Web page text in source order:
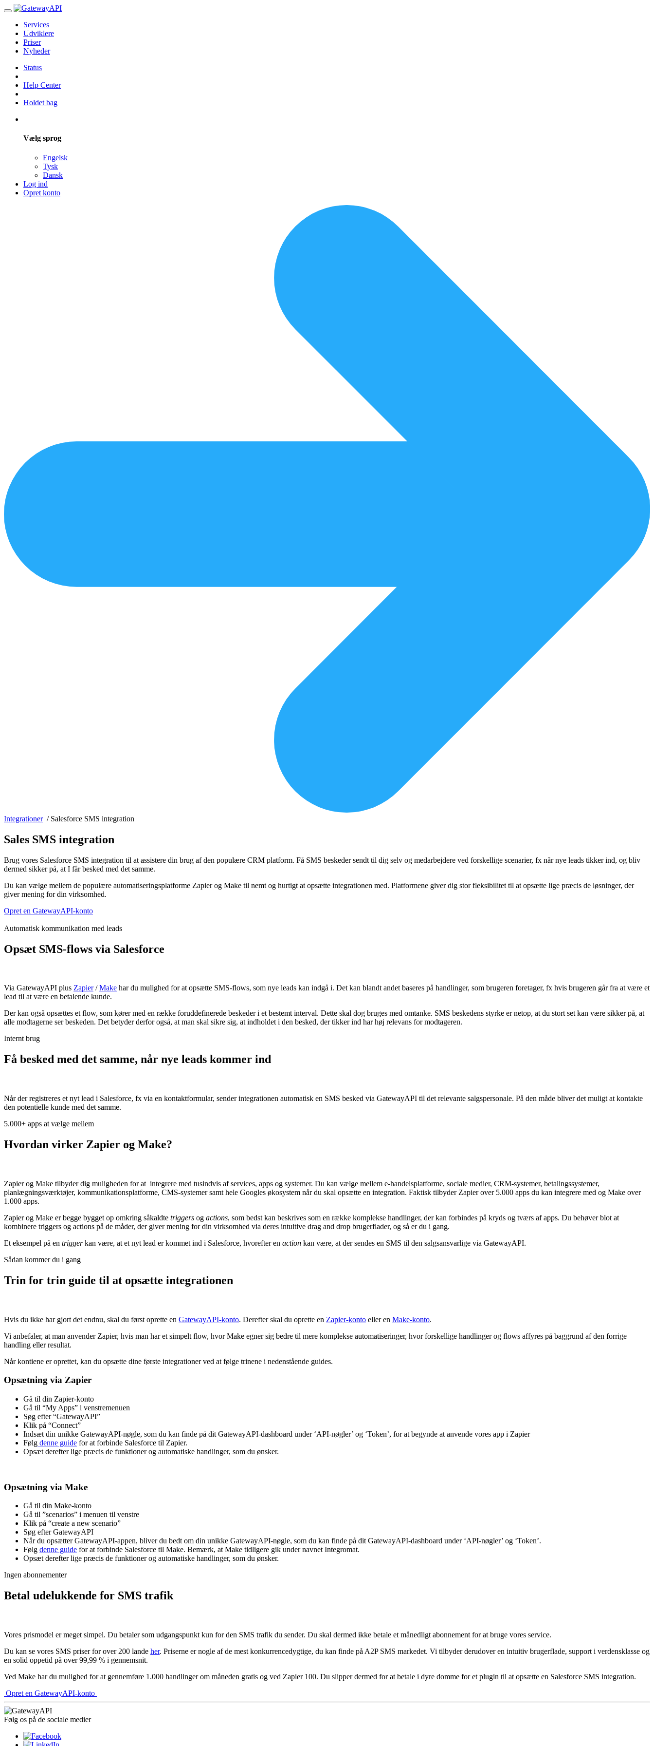
Services
Udviklere
Priser
Nyheder
Status
Help Center
Holdet bag
Vælg sprog
Engelsk
Tysk
Dansk
Log ind
Opret konto
Integrationer/ Salesforce SMS integration
Sales SMS integration
Brug vores Salesforce SMS integration til at assistere din brug af den populære CRM platform. Få SMS beskeder sendt til dig selv og medarbejdere ved forskellige scenarier, fx når nye leads tikker ind, og bliv
dermed sikker på, at I får besked med det samme.
Du kan vælge mellem de populære automatiseringsplatforme Zapier og Make til nemt og hurtigt at opsætte integrationen med. Platformene giver dig stor fleksibilitet til at opsætte lige præcis de løsninger, der
giver mening for din virksomhed.
Opret en GatewayAPI-konto
Automatisk kommunikation med leads
Opsæt SMS-flows via Salesforce
Via GatewayAPI plus Zapier/Make har du mulighed for at opsætte SMS-flows, som nye leads kan indgå i. Det kan blandt andet baseres på handlinger, som brugeren foretager, fx hvis brugeren går fra at være et
lead til at være en betalende kunde.
Der kan også opsættes et flow, som kører med en række foruddefinerede beskeder i et bestemt interval. Dette skal dog bruges med omtanke. SMS beskedens styrke er netop, at du stort set kan være sikker på, at
alle modtagerne ser beskeden. Det betyder derfor også, at man skal sikre sig, at indholdet i den besked, der tikker ind har høj relevans for modtageren.
Internt brug
Få besked med det samme, når nye leads kommer ind
Når der registreres et nyt lead i Salesforce, fx via en kontaktformular, sender integrationen automatisk en SMS besked via GatewayAPI til det relevante salgspersonale. På den måde bliver det muligt at kontakte
den potentielle kunde med det samme.
5.000+ apps at vælge mellem
Hvordan virker Zapier og Make?
Zapier og Make tilbyder dig muligheden for at integrere med tusindvis af services, apps og systemer. Du kan vælge mellem e-handelsplatforme, sociale medier, CRM-systemer, betalingssystemer,
planlægningsværktøjer, kommunikationsplatforme, CMS-systemer samt hele Googles økosystem når du skal opsætte en integration. Faktisk tilbyder Zapier over 5.000 apps du kan integrere med og Make over
1.000 apps.
Zapier og Make er begge bygget op omkring såkaldte triggers og actions, som bedst kan beskrives som en række komplekse handlinger, der kan forbindes på kryds og tværs af apps. Du behøver blot at
kombinere triggers og actions på de måder, der giver mening for din virksomhed via deres intuitive drag and drop brugerflader, og så er du i gang.
Et eksempel på en triggerkan være, at et nyt lead er kommet ind i Salesforce, hvorefter en action kan være, at der sendes en SMS til den salgsansvarlige via GatewayAPI.
Sådan kommer du i gang
Trin for trin guide til at opsætte integrationen
Hvis du ikke har gjort det endnu, skal du først oprette en GatewayAPI-konto. Derefter skal du oprette en Zapier-konto eller en Make-konto.
Vi anbefaler, at man anvender Zapier, hvis man har et simpelt flow, hvor Make egner sig bedre til mere komplekse automatiseringer, hvor forskellige handlinger og flows affyres på baggrund af den forrige
handling eller resultat.
Når kontiene er oprettet, kan du opsætte dine første integrationer ved at følge trinene i nedenstående guides.
Opsætning via Zapier
Gå til din Zapier-konto
Gå til “My Apps” i venstremenuen
Søg efter “GatewayAPI”
Klik på “Connect”
Indsæt din unikke GatewayAPI-nøgle, som du kan finde på dit GatewayAPI-dashboard under ‘API-nøgler’ og ‘Token’, for at begynde at anvende vores app i Zapier
Følg denne guide for at forbinde Salesforce til Zapier.
Opsæt derefter lige præcis de funktioner og automatiske handlinger, som du ønsker.
Opsætning via Make
Gå til din Make-konto
Gå til ”scenarios” i menuen til venstre
Klik på “create a new scenario”
Søg efter GatewayAPI
Når du opsætter GatewayAPI-appen, bliver du bedt om din unikke GatewayAPI-nøgle, som du kan finde på dit GatewayAPI-dashboard under ‘API-nøgler’ og ‘Token’.
Følg denne guide for at forbinde Salesforce til Make. Bemærk, at Make tidligere gik under navnet Integromat.
Opsæt derefter lige præcis de funktioner og automatiske handlinger, som du ønsker.
Ingen abonnementer
Betal udelukkende for SMS trafik
Vores prismodel er meget simpel. Du betaler som udgangspunkt kun for den SMS trafik du sender. Du skal dermed ikke betale et månedligt abonnement for at bruge vores service.
Du kan se vores SMS priser for over 200 lande her. Priserne er nogle af de mest konkurrencedygtige, du kan finde på A2P SMS markedet. Vi tilbyder derudover en intuitiv brugerflade, support i verdensklasse og
en solid oppetid på over 99,99 % i gennemsnit.
Ved Make har du mulighed for at gennemføre 1.000 handlinger om måneden gratis og ved Zapier 100. Du slipper dermed for at betale i dyre domme for et plugin til at opsætte en Salesforce SMS integration.
Opret en GatewayAPI-konto
Følg os på de sociale medier